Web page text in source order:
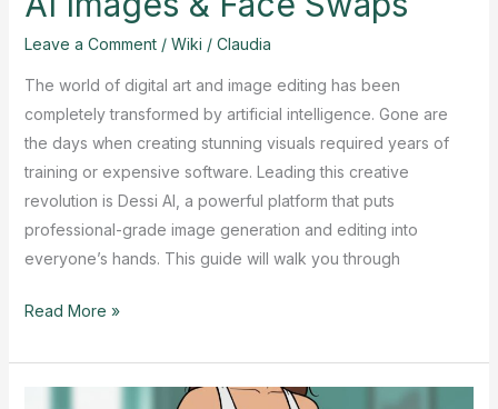
Leave a Comment / Wiki / Claudia
The world of digital art and image editing has been
completely transformed by artificial intelligence. Gone are
the days when creating stunning visuals required years of
training or expensive software. Leading this creative
revolution is Dessi AI, a powerful platform that puts
professional-grade image generation and editing into
everyone’s hands. This guide will walk you through
Dessi
Your
Read More »